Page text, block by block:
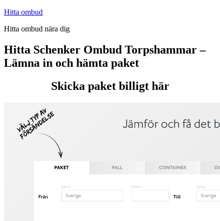
Hoppa
innehåll
Hitta ombud
Hitta ombud nära dig
Hitta Schenker Ombud Torpshammar –
Lämna in och hämta paket
Skicka paket billigt här